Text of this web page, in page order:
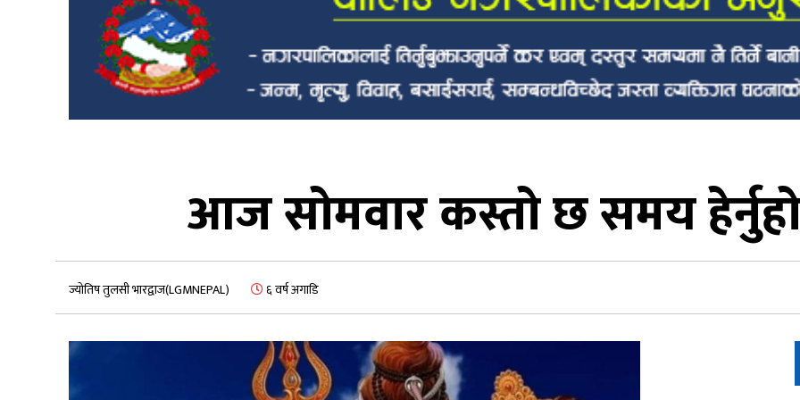
आज सोमवार कस्तो छ समय
ज्योतिष तुलसी भारद्वाज(LGMNEPAL) ६ वर्ष अगाडि